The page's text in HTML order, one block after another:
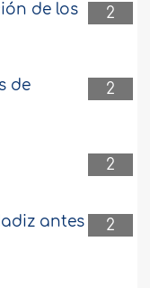
2
de los
2
de
2
2
antes